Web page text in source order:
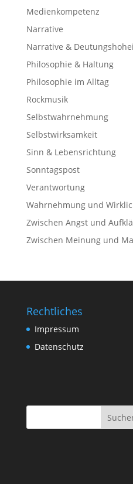
Medienkompetenz
Narrative
Narrative &
Philosophie & Haltung
Philosophie im Alltag
Rockmusik
Selbstwahrnehmung
Selbstwirksamkeit
Sinn & Lebensrichtung
Sonntagspost
Verantwortung
Wahrnehmung und
Zwischen Angst und
Zwischen Meinung und
Rechtliches
Impressum
Datenschutz